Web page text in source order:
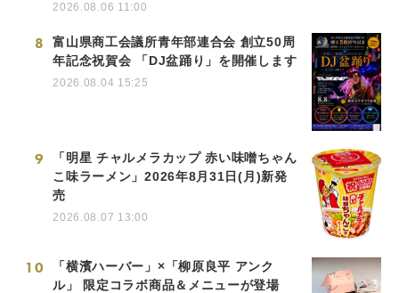
2026.08.06 11:00
8
富山県商工会議所青年部連合会 創立50周
年記念祝賀会 「DJ盆踊り」を開催します
2026.08.04 15:25
9
「明星 チャルメラカップ 赤い味噌ちゃん
こ味ラーメン」2026年8月31日(月)新発
売
2026.08.07 13:00
10
「横濱ハーバー」×「柳原良平 アンク
ル」 限定コラボ商品＆メニューが登場